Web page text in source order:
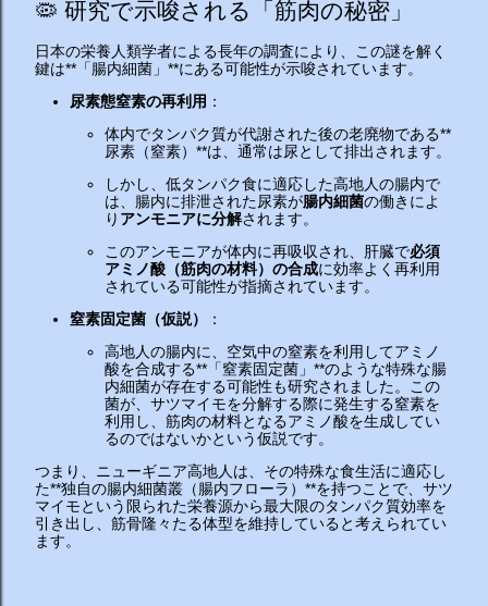
🦠 研究で示唆される「筋肉の秘密」
日本の栄養人類学者による長年の調査により、この謎を解く
鍵は**「腸内細菌」**にある可能性が示唆されています。
尿素態窒素の再利用 ：
体内でタンパク質が代謝された後の老廃物である**
尿素（窒素）**は、通常は尿として排出されます。
しかし、低タンパク食に適応した高地人の腸内で
は、腸内に排泄された尿素が腸内細菌の働きによ
り アンモニアに分解されます。
このアンモニアが体内に再吸収され、肝臓で必須
アミノ酸（筋肉の材料）の合成に効率よく再利用
されている可能性が指摘されています。
窒素固定菌（仮説）
：
高地人の腸内に、空気中の窒素を利用してアミノ
酸を合成する**「窒素固定菌」**のような特殊な腸
内細菌が存在する可能性も研究されました。この
菌が、サツマイモを分解する際に発生する窒素を
利用し、筋肉の材料となるアミノ酸を生成してい
るのではないかという仮説です。
つまり、ニューギニア高地人は、その特殊な食生活に適応し
た**独自の腸内細菌叢（腸内フローラ）**を持つことで、サツ
マイモという限られた栄養源から最大限のタンパク質効率を
引き出し、筋骨隆々たる体型を維持していると考えられてい
ます。